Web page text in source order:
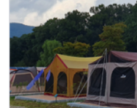
캠핑장(9월1일~6일
2026년 5월 캠핑장